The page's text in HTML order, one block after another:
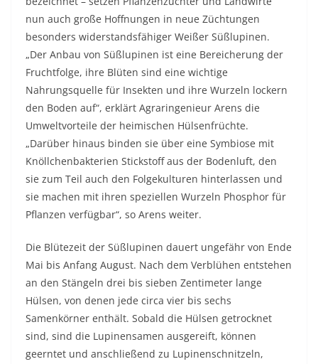
nun auch große Hoffnungen in neue Züchtungen
besonders widerstandsfähiger Weißer Süßlupinen.
„Der Anbau von Süßlupinen ist eine Bereicherung der
Fruchtfolge, ihre Blüten sind eine wichtige
Nahrungsquelle für Insekten und ihre Wurzeln lockern
den Boden auf“, erklärt Agraringenieur Arens die
Umweltvorteile der heimischen Hülsenfrüchte.
„Darüber hinaus binden sie über eine Symbiose mit
Knöllchenbakterien Stickstoff aus der Bodenluft, den
sie zum Teil auch den Folgekulturen hinterlassen und
sie machen mit ihren speziellen Wurzeln Phosphor für
Pflanzen verfügbar“, so Arens weiter.
Die Blütezeit der Süßlupinen dauert ungefähr von Ende
Mai bis Anfang August. Nach dem Verblühen entstehen
an den Stängeln drei bis sieben Zentimeter lange
Hülsen, von denen jede circa vier bis sechs
Samenkörner enthält. Sobald die Hülsen getrocknet
sind, sind die Lupinensamen ausgereift, können
geerntet und anschließend zu Lupinenschnitzeln,